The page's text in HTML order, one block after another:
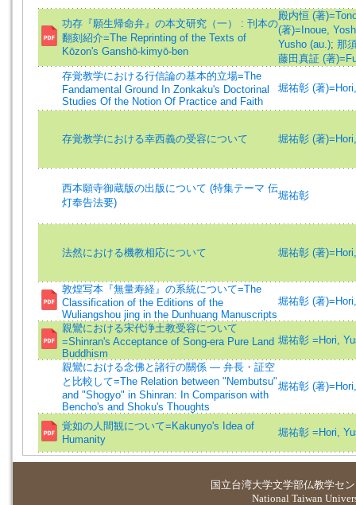
功存『願生帰命弁』の本文研究（一） : 刊本の
翻刻紹介=The Reprinting of the Texts of
Kōzon's Ganshō-kimyō-ben
殿内恒 (著
(著)=Inoue,
Yusho (au.); 那
藤田真証 (著
存覚教学における行信論の基本的立場=The
Fandamental Ground In Zonkaku's Doctorinal
Studies Of the Notion Of Practice and Faith
堀祐彰 (著
存覚教学における幸西義の受容について 堀祐彰 (著
西本願寺御蔵版の出版について (特集テーマ 伝
灯奉告法要)
堀祐彰
法然における機教相応について 堀祐彰 (著
敦煌写本『無量寿経』の系統について=The
Classification of the Editions of the
Wuliangshou jing in the Dunhuang Manuscripts
堀祐彰 (著
親鸞における宋代浄土教受容について
=Shinran's Acceptance of Song-era Pure Land
Buddhism
堀祐彰 =Hori,
親鸞における念佛と諸行の關係 — 弁長・証空
と比較して=The Relation between "Nembutsu"
and "Shogyo" in Shinran: In Comparison with
Bencho's and Shoku's Thoughts
堀祐彰 (著
覚如の人間観について=Kakunyo's Idea of
Humanity
堀祐彰 =Hori,
国立台湾大学文学部仏教学セ
National Taiwan